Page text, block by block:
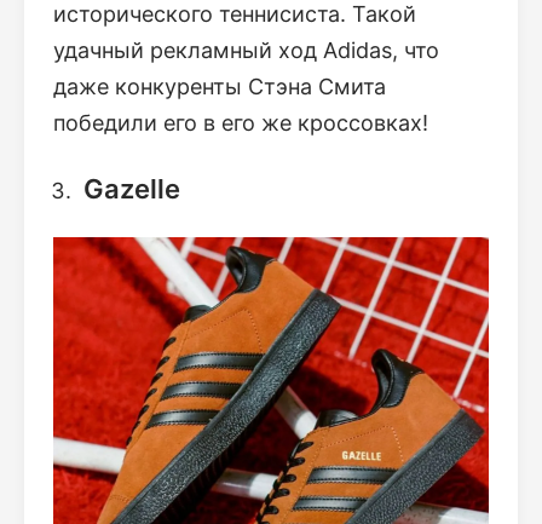
исторического теннисиста. Такой
удачный рекламный ход Adidas, что
даже конкуренты Стэна Смита
победили его в его же кроссовках!
Gazelle